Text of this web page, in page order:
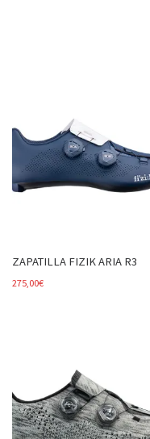
ZAPATILLA FIZIK ARIA R3
275,00€